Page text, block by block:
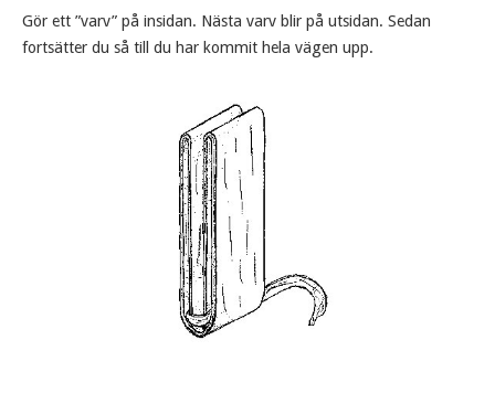
Gör ett ”varv” på insidan. Nästa varv blir på utsidan. Sedan
fortsätter du så till du har kommit hela vägen upp.